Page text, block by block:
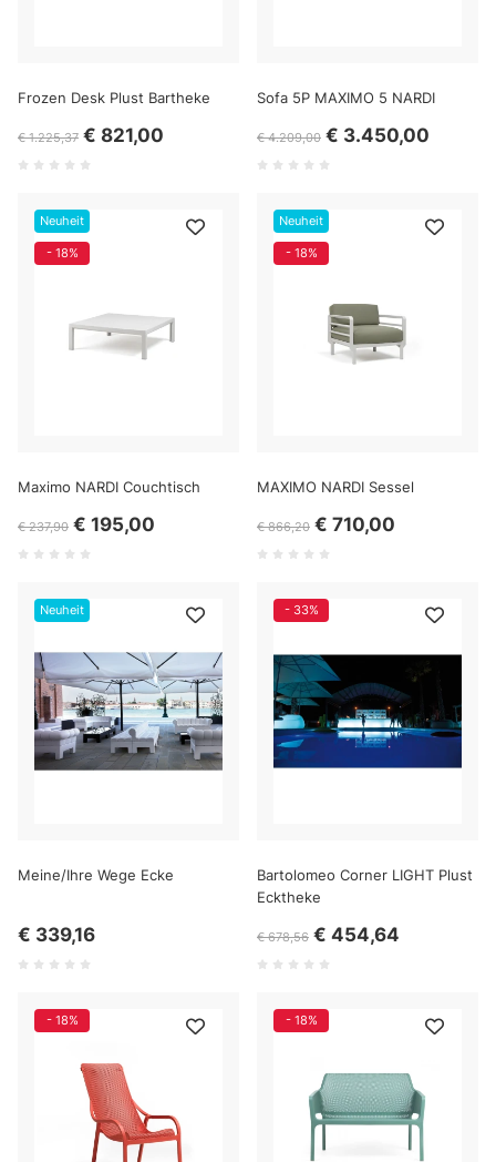
Frozen Desk Plust Bartheke
€ 1.225,37 € 821,00
Sofa 5P MAXIMO 5 NARDI
€ 4.209,00 € 3.450,00
Neuheit
- 18%
Maximo NARDI Couchtisch
€ 237,90 € 195,00
Neuheit
- 18%
MAXIMO NARDI Sessel
€ 866,20 € 710,00
Neuheit
Meine/Ihre Wege Ecke
€ 339,16
- 33%
Bartolomeo Corner LIGHT Plust
Ecktheke
€ 678,56 € 454,64
- 18% - 18%